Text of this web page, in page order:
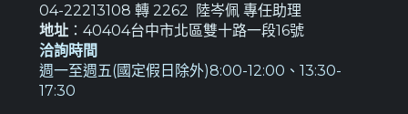
04-22213108 轉 2262 陸岑佩 專任助理
地址：40404台中市北區雙十路一段16號
洽詢時間
週一至週五(國定假日除外)8:00-12:00、13:30-
17:30